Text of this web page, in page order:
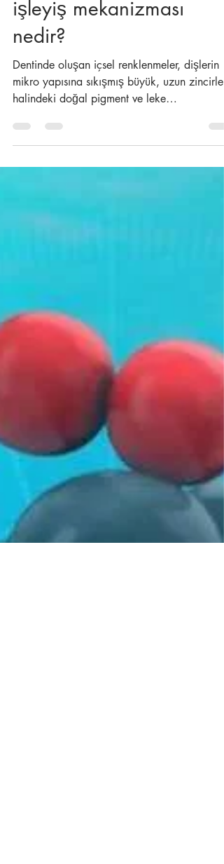
Dişler neden koyulaşır ve
beyazlatma jellerinin
işleyiş mekanizması
nedir?
halindeki doğal pigment ve leke